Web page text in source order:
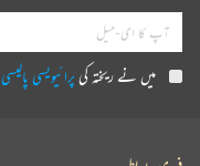
میں نے ریختہ کیپرائیویسی پالیسی